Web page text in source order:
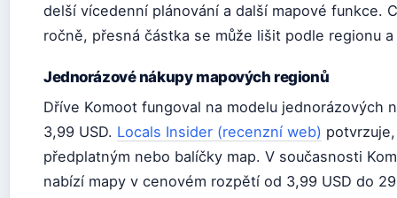
delší vícedenní plánování a další mapové funkce.
ročně, přesná částka se může lišit podle regionu
Jednorázové nákupy mapových regionů
Dříve Komoot fungoval na modelu jednorázových
3,99 USD. Locals Insider (recenzní web)
předplatným nebo balíčky map. V současnosti
nabízí mapy v cenovém rozpětí od 3,99 USD do